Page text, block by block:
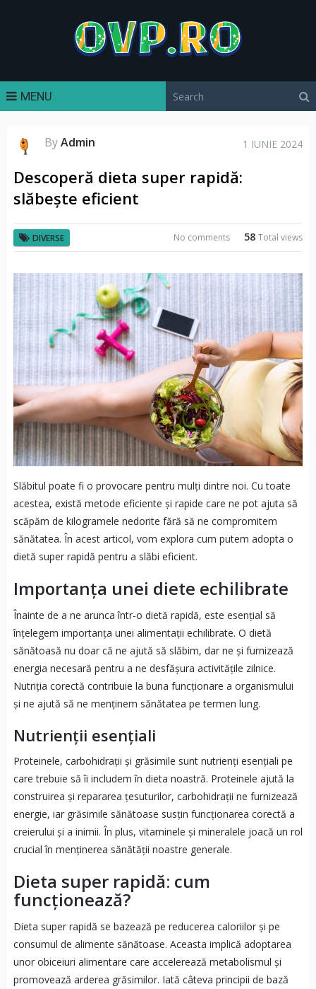
MENU
ByAdmin 1 IUNIE 2024
Descoperă dieta super rapidă:
slăbește eficient
DIVERSE 58Total views
No comments
Slăbitul poate fi o provocare pentru mulți dintre noi. Cu toate
acestea, există metode eficiente și rapide care ne pot ajuta să
scăpăm de kilogramele nedorite fără să ne compromitem
sănătatea. În acest articol, vom explora cum putem adopta o
dietă super rapidă pentru a slăbi eficient.
Importanța unei diete echilibrate
Înainte de a ne arunca într-o dietă rapidă, este esențial să
înțelegem importanța unei alimentații echilibrate. O dietă
sănătoasă nu doar că ne ajută să slăbim, dar ne și furnizează
energia necesară pentru a ne desfășura activitățile zilnice.
Nutriția corectă contribuie la buna funcționare a organismului
și ne ajută să ne menținem sănătatea pe termen lung.
Nutrienții esențiali
Proteinele, carbohidrații și grăsimile sunt nutrienți esențiali pe
care trebuie să îi includem în dieta noastră. Proteinele ajută la
construirea și repararea țesuturilor, carbohidrații ne furnizează
energie, iar grăsimile sănătoase susțin funcționarea corectă a
creierului și a inimii. În plus, vitaminele și mineralele joacă un rol
crucial în menținerea sănătății noastre generale.
Dieta super rapidă: cum
funcționează?
Dieta super rapidă se bazează pe reducerea caloriilor și pe
consumul de alimente sănătoase. Aceasta implică adoptarea
unor obiceiuri alimentare care accelerează metabolismul și
promovează arderea grăsimilor. Iată câteva principii de bază